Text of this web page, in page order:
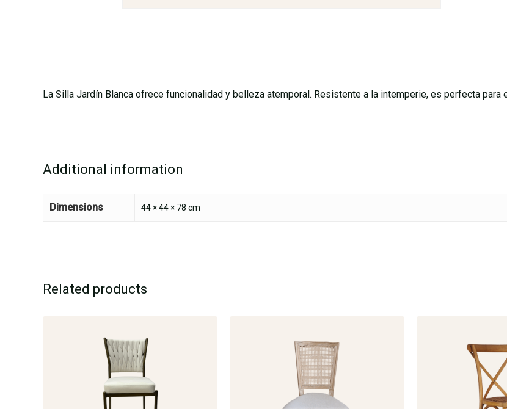
La Silla Jardín Blanca ofrece funcionalidad y belleza atemporal. Resistente a la intemperie, es perfecta para
Additional information
Dimensions 44 × 44 × 78 cm
Related products